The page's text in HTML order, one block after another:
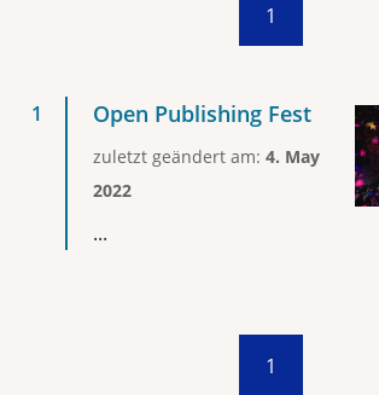
1
Open Publishing Fest
zuletzt geändert am: 4. May
2022
...
1